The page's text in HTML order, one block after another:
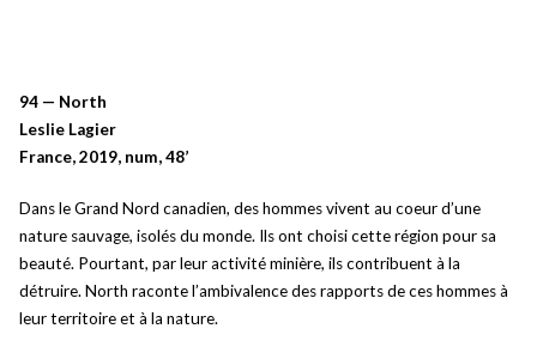
94 — North
Leslie Lagier
France, 2019, num, 48’
Dans le Grand Nord canadien, des hommes vivent au coeur d’une
nature sauvage, isolés du monde. Ils ont choisi cette région pour sa
beauté. Pourtant, par leur activité minière, ils contribuent à la
détruire. North raconte l’ambivalence des rapports de ces hommes à
leur territoire et à la nature.